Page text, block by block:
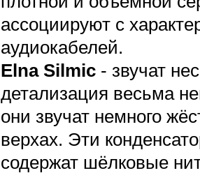
ассоциируют с
аудиокабелей.
Elna Silmic - звучат
детализация весьма
они звучат немного
верхах. Эти
содержат шёлковые